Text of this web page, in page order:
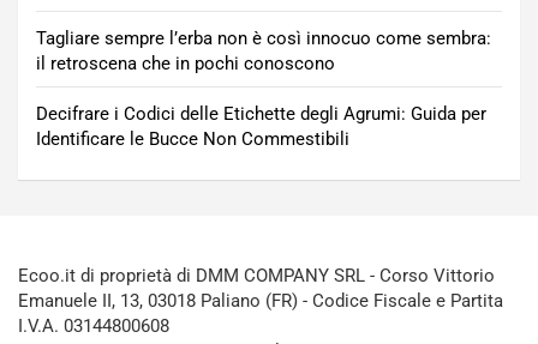
Tagliare sempre l’erba non è così innocuo come sembra:
il retroscena che in pochi conoscono
Decifrare i Codici delle Etichette degli Agrumi: Guida per
Identificare le Bucce Non Commestibili
Ecoo.it di proprietà di DMM COMPANY SRL - Corso Vittorio
Emanuele II, 13, 03018 Paliano (FR) - Codice Fiscale e Partita
I.V.A. 03144800608